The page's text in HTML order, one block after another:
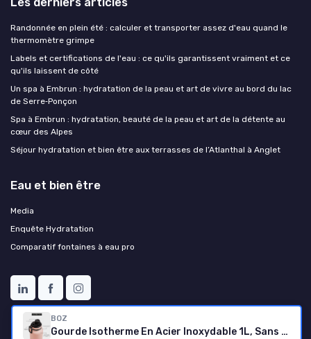
BOZ
Gourde Isotherme En Acier Inoxydable 1L, Sans BPA, Isolation Sous Vide - Gourde Inox Avec Couvercle Anti Germe, Bouteille d'Eau 1 Litre pour Bureau, Sport, Voiture, Randonnée, Gym (Rose poudré)
Randonnée en plein été : calculer et transporter assez d'eau quand le
thermomètre grimpe
Labels et certifications de l'eau : ce qu'ils garantissent vraiment et ce
qu'ils laissent de côté
Un spa à Embrun : hydratation de la peau et art de vivre au bord du lac
de Serre‑Ponçon
Spa à Embrun : hydratation, beauté de la peau et art de la détente au
cœur des Alpes
Séjour hydratation et bien être aux terrasses de l’Atlanthal à Anglet
Eau et bien être
Media
Enquête Hydratation
Comparatif fontaines à eau pro